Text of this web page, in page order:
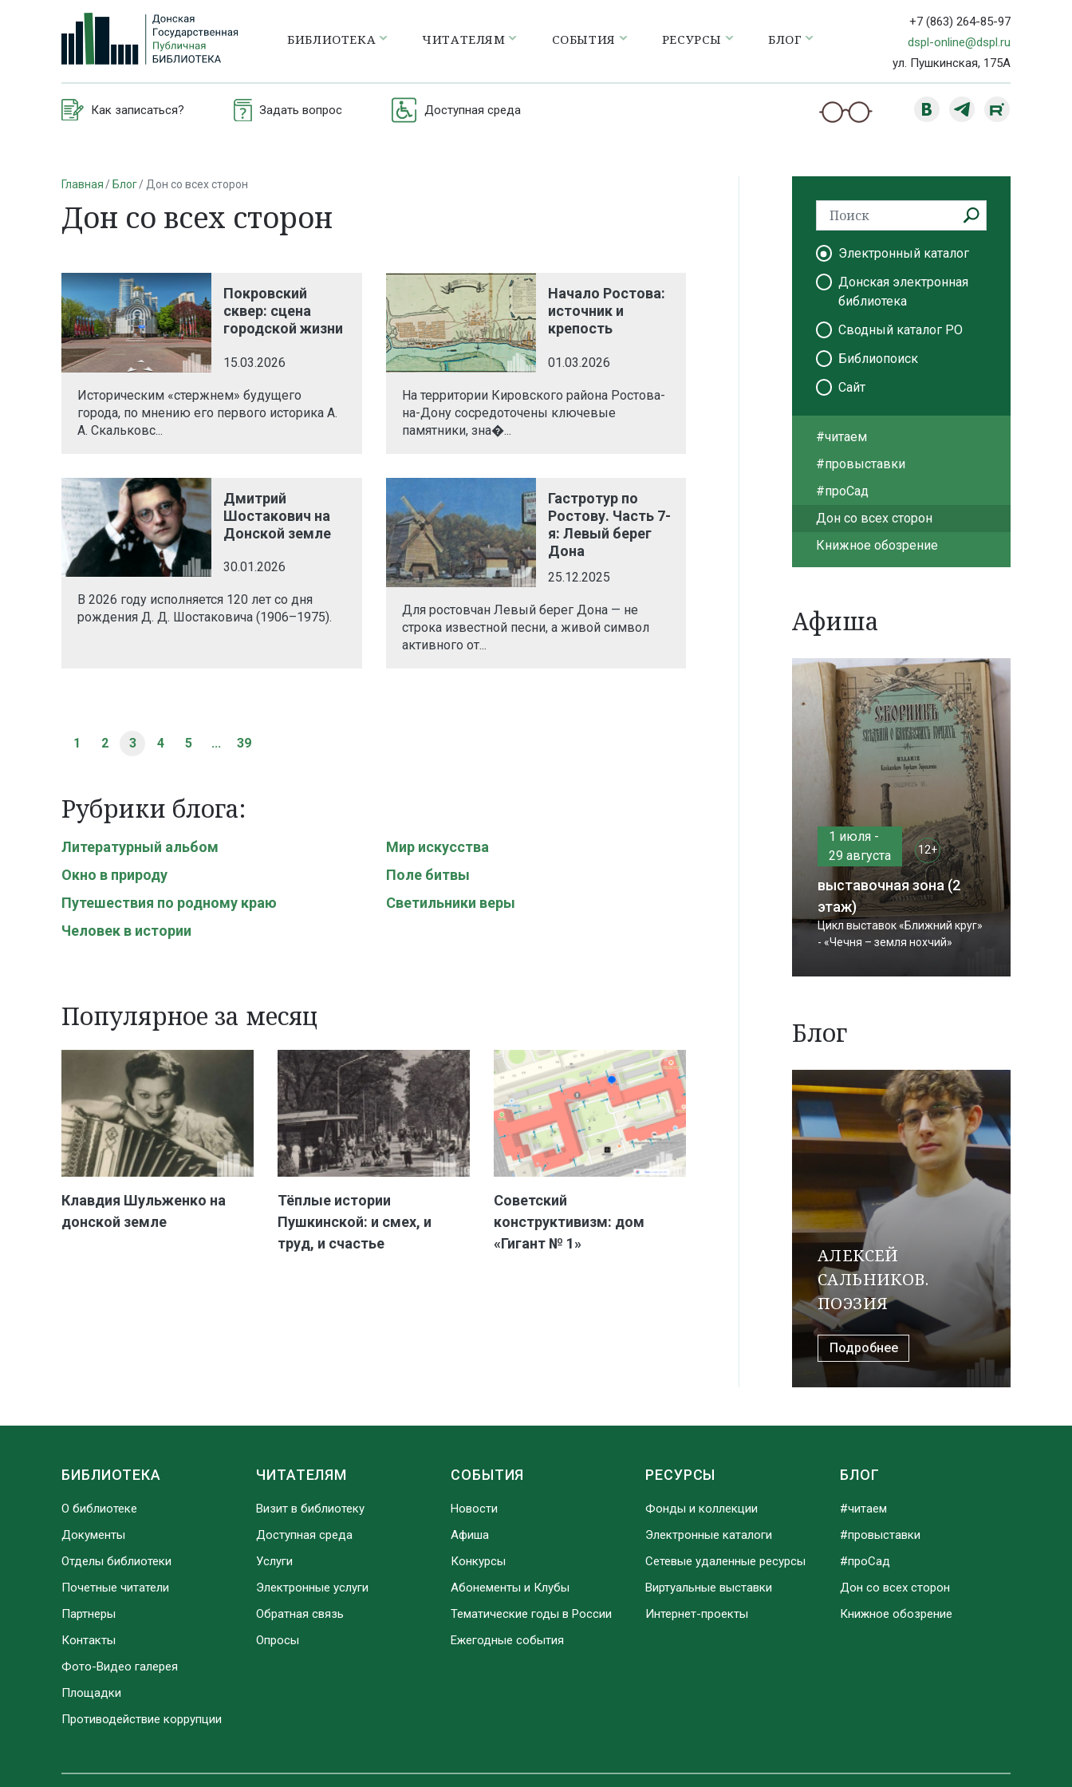
БИБЛИОТЕКА ЧИТАТЕЛЯМ СОБЫТИЯ РЕСУРСЫ БЛОГ
+7 (863) 264-85-97
dspl-online@dspl.ru
ул. Пушкинская, 175А
Как записаться? Задать вопрос Доступная среда
Главная Блог Дон со всех сторон
Дон со всех сторон
Покровский
сквер: сцена
городской жизни
15.03.2026
Историческим «стержнем» будущего
города, по мнению его первого историка А.
А. Скальковс...
Начало Ростова:
источник и
крепость
01.03.2026
На территории Кировского района Ростова-
на-Дону сосредоточены ключевые
памятники, зна�...
Дмитрий
Шостакович на
Донской земле
30.01.2026
В 2026 году исполняется 120 лет со дня
рождения Д. Д. Шостаковича (1906–1975).
Гастротур по
Ростову. Часть 7-
я: Левый берег
Дона
25.12.2025
Для ростовчан Левый берег Дона — не
строка известной песни, а живой символ
активного от...
1 2 3 4 5 ... 39
Рубрики блога:
Литературный альбом
Мир искусства
Окно в природу
Поле битвы
Путешествия по родному краю
Светильники веры
Человек в истории
Популярное за месяц
Клавдия Шульженко на
донской земле
Тёплые истории
Пушкинской: и смех, и
труд, и счастье
Советский
конструктивизм: дом
«Гигант № 1»
Электронный каталог
Донская электронная
библиотека
Сводный каталог РО
Библиопоиск
Сайт
#читаем
#провыставки
#проСад
Дон со всех сторон
Книжное обозрение
Афиша
1 июля -
29 августа
12+
выставочная зона (2
этаж)
Цикл выставок «Ближний круг»
- «Чечня – земля нохчий»
Блог
АЛЕКСЕЙ
САЛЬНИКОВ.
ПОЭЗИЯ
Подробнее
БИБЛИОТЕКА
О библиотеке
Документы
Отделы библиотеки
Почетные читатели
Партнеры
Контакты
Фото-Видео галерея
Площадки
Противодействие коррупции
ЧИТАТЕЛЯМ
Визит в библиотеку
Доступная среда
Услуги
Электронные услуги
Обратная связь
Опросы
СОБЫТИЯ
Новости
Афиша
Конкурсы
Абонементы и Клубы
Тематические годы в России
Ежегодные события
РЕСУРСЫ
Фонды и коллекции
Электронные каталоги
Сетевые удаленные ресурсы
Виртуальные выставки
Интернет-проекты
БЛОГ
#читаем
#провыставки
#проСад
Дон со всех сторон
Книжное обозрение